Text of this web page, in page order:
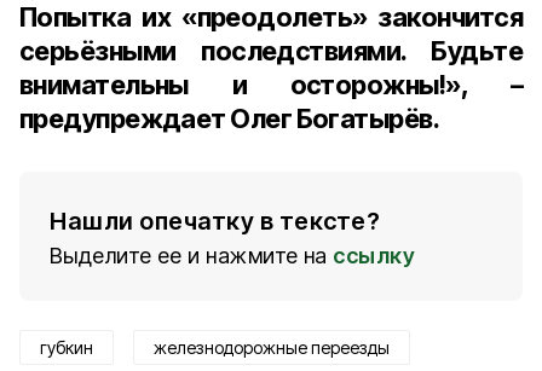
Попытка их «преодолеть» закончится
серьёзными последствиями. Будьте
внимательны и осторожны!», –
предупреждает Олег Богатырёв.
Нашли опечатку в тексте?
Выделите ее и нажмите на ссылку
губкин железнодорожные переезды